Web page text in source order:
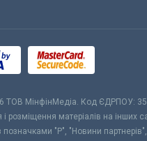
ТОВ МiнфiнМедiа. Код ЄДРПОУ:
і розміщення матеріалів на інших
позначками "Р", "Новини